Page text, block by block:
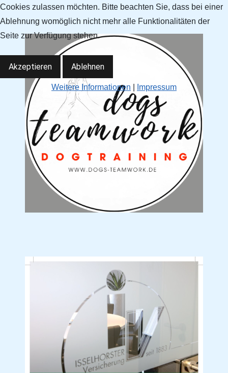
Cookies zulassen möchten. Bitte beachten Sie, dass bei einer
Ablehnung womöglich nicht mehr alle Funktionalitäten der
Seite zur Verfügung stehen.
Akzeptieren Ablehnen
Weitere Informationen Impressum